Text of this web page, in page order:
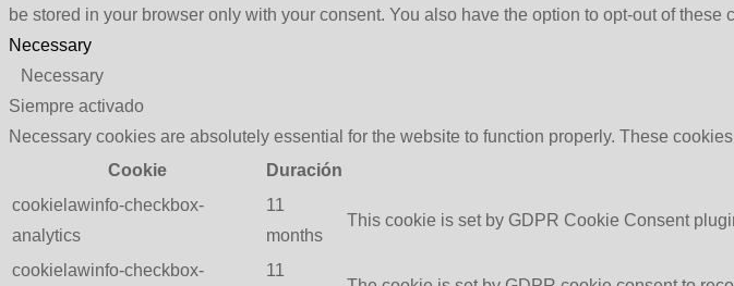
be stored in your browser only with your consent. You also have the option to opt-out of
Necessary
Necessary
Siempre activado
Necessary cookies are absolutely essential for the website to function properly. These
Cookie
Duración
cookielawinfo-checkbox-
analytics
11
months
This cookie is set by GDPR Cookie Consent
cookielawinfo-checkbox-
11